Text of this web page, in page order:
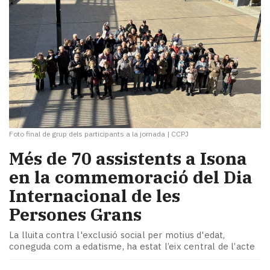
Foto final de grup dels participants a la jornada | CCPJ
Més de 70 assistents a Isona
en la commemoració del Dia
Internacional de les
Persones Grans
La lluita contra l'exclusió social per motius d'edat,
coneguda com a edatisme, ha estat l’eix central de l’acte